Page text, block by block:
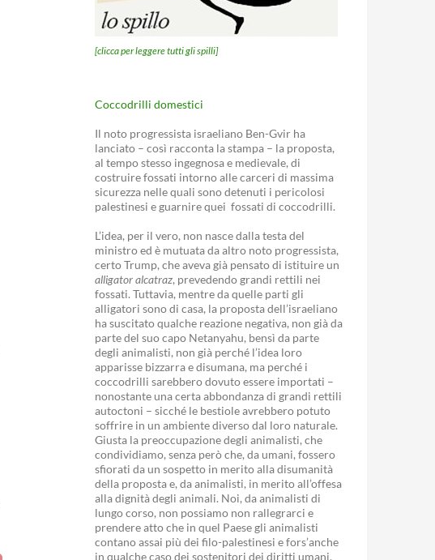
[clicca per leggere tutti gli spilli]
Coccodrilli domestici
Il noto progressista israeliano Ben-Gvir ha
lanciato – così racconta la stampa – la proposta,
al tempo stesso ingegnosa e medievale, di
costruire fossati intorno alle carceri di massima
sicurezza nelle quali sono detenuti i pericolosi
palestinesi e guarnire quei fossati di coccodrilli.
L’idea, per il vero, non nasce dalla testa del
ministro ed è mutuata da altro noto progressista,
certo Trump, che aveva già pensato di istituire un
alligator alcatraz, prevedendo grandi rettili nei
fossati. Tuttavia, mentre da quelle parti gli
alligatori sono di casa, la proposta dell’israeliano
ha suscitato qualche reazione negativa, non già da
parte del suo capo Netanyahu, bensì da parte
degli animalisti, non già perché l’idea loro
apparisse bizzarra e disumana, ma perché i
coccodrilli sarebbero dovuto essere importati –
nonostante una certa abbondanza di grandi rettili
autoctoni – sicché le bestiole avrebbero potuto
soffrire in un ambiente diverso dal loro naturale.
Giusta la preoccupazione degli animalisti, che
condividiamo, senza però che, da umani, fossero
sfiorati da un sospetto in merito alla disumanità
della proposta e, da animalisti, in merito all’offesa
alla dignità degli animali. Noi, da animalisti di
lungo corso, non possiamo non rallegrarci e
prendere atto che in quel Paese gli animalisti
contano assai più dei filo-palestinesi e fors’anche
in qualche caso dei sostenitori dei diritti umani.